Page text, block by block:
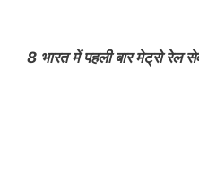
8 भारत में पहली बार मेट्रो रेल